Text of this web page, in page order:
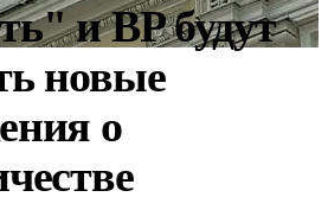
и BP будут
новые
о